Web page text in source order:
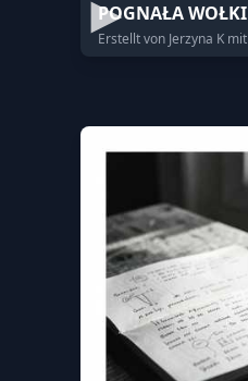
POGNAŁA WOŁKI
Erstellt von Jerzyna K mit